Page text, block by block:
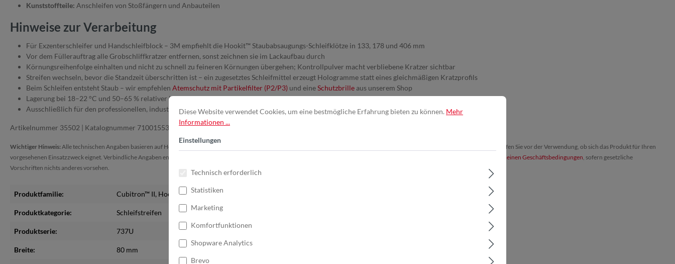
Kunststoffteile: Anschleifen von Stoßfängern und Anbauteilen
Hinweise zur Verarbeitung
Für Exzenterschleifer und Handschleifblock – 3M empfiehlt die Hookit™ Staubabsaugungs-Schleifklötze in 133, 178 und 406 mm
Vor dem Füllerauftrag alle Grobschliffkratzer entfernen, sonst zeichnen sie im Lackaufbau durch
Körnungsreihenfolge einhalten und nicht zu schnell zu feineren Körnungen übergehen; Kontrollpulver macht verbliebene Kratzer sichtbar
Streifen wechseln, bevor die Standzeit überschritten ist – ein zugesetztes Schleifmittel erzeugt Hologramme statt eines gleichmäßigen Kratzprofils
Beim Schleifen entsteht Staub – wir empfehlen Atemschutz mit Partikelfilter (P2/P3) und eineSchutzbrille aus unserem Shop
Lagerung bei 18–22 °C und 50–65 % relativer Luftfeuchte, in der Originalverpackung; unter diesen Bedingungen ist die Lagerdauer unbegrenzt
Ausschließlich für den professionellen, industriellen Einsatz
Artikelnummer 35502 | Katalognummer 7100155342 | Herstellerbezeichnung 3M™ Cubitron™ II Hookit™ 737U
Wichtiger Hinweis: Alle technischen Angaben basieren auf Herstellerinformationen und wurden unter Laborbedingungen ermittelt; sie stellen keine zugesicherten Eigenschaften dar. Bitte prüfen Sie vor der Verwendung, ob sich das Produkt für Ihren
vorgesehenen Einsatzzweck eignet. Verbindliche Angaben entnehmen Sie dem aktuellen technischen Datenblatt des Herstellers. Gewährleistung und Haftung richten sich nach unseren
Allgemeinen Geschäftsbedingungen , sofern gesetzliche
Vorschriften nichts anderes vorsehen.
Produktfamilie: Cubitron™ II, Hookit™
Produktkategorie: Schleifstreifen
Produktserie: 737U
Breite: 80 mm
Diese Website verwendet Cookies, um eine bestmögliche Erfahrung bieten zu können. Mehr
Informationen ...
Einstellungen
Technisch erforderlich
Statistiken
Marketing
Komfortfunktionen
Shopware Analytics
Brevo